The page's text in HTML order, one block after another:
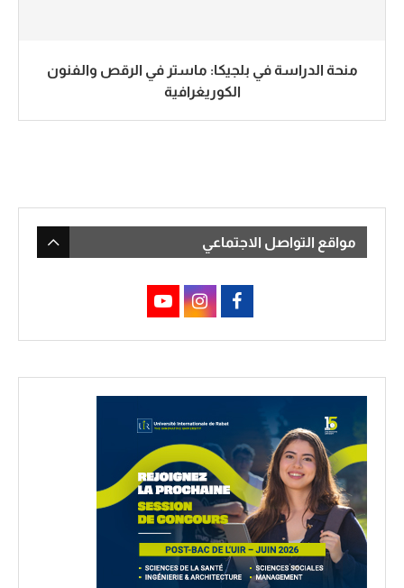
منحة الدراسة في بلجيكا: ماستر في الرقص والفنون
الكوريغرافية
مواقع التواصل الاجتماعي